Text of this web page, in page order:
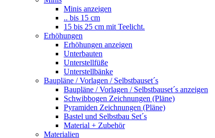
Minis anzeigen
.. bis 15 cm
15 bis 25 cm mit Teelicht.
Erhöhungen
Erhöhungen anzeigen
Unterbauten
Unterstellfüße
Unterstellbänke
Baupläne / Vorlagen / Selbstbauset´s
Baupläne / Vorlagen / Selbstbauset´s anzeigen
Schwibbogen Zeichnungen (Pläne)
Pyramiden Zeichnungen (Pläne)
Bastel und Selbstbau Set´s
Material + Zubehör
Materialien